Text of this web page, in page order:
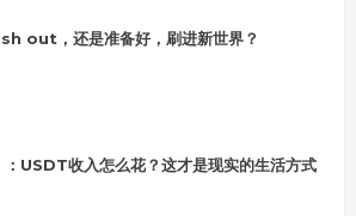
out，还是准备好，刷进新世界？
USDT收入怎么花？这才是现实的生活方式